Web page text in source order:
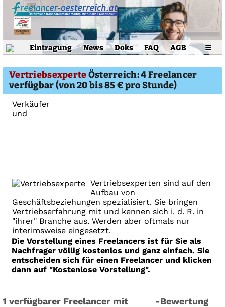
Eintragung News Doks FAQ AGB ☰
VertriebsexperteÖsterreich: 4 Freelancer
verfügbar (von 20 bis 85 € pro Stunde)
Verkäufer
und
Vertriebsexperten sind auf den
Aufbau von
Geschäftsbeziehungen spezialisiert. Sie bringen
Vertriebserfahrung mit und kennen sich i. d. R. in
"ihrer" Branche aus. Werden aber oftmals nur
interimsweise eingesetzt.
Die Vorstellung eines Freelancers ist für Sie als
Nachfrager völlig kostenlos und ganz einfach. Sie
entscheiden sich für einen Freelancer und klicken
dann auf "Kostenlose Vorstellung".
1 verfügbarer Freelancer mit -Bewertung